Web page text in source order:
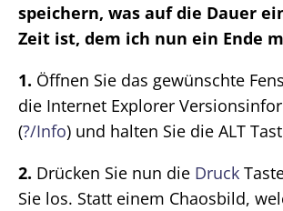
speichern, was auf die Dauer
Zeit ist, dem ich nun ein Ende
1. Öffnen Sie das gewünschte
die Internet Explorer
(?/Info) und halten Sie die ALT
2. Drücken Sie nun die Druck
Sie los. Statt einem Chaosbild,